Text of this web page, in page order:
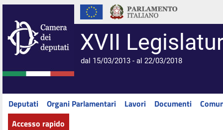
XVII
dal 15/03/2013 - al 22/03/2018
Deputati Organi Parlamentari Lavori Documenti
Accesso rapido